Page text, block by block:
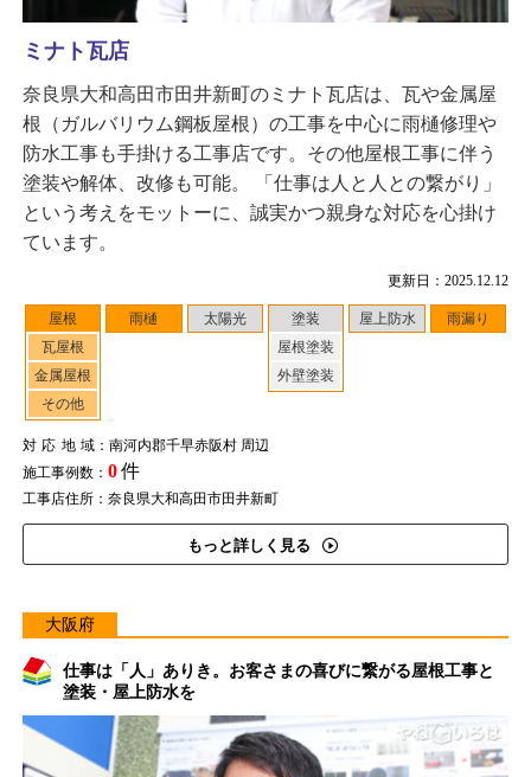
更新日：2025.12.12
屋根
瓦屋根
金属屋根
その他
雨樋 太陽光
塗装
屋根塗装
外壁塗装
屋上防水 雨漏り
対応地域：南河内郡千早赤阪村 周辺
施工事例数： 0件
工事店住所：奈良県大和高田市田井新町
もっと詳しく見る
ミナト瓦店
奈良県大和高田市田井新町のミナト瓦店は、瓦や金属屋
根（ガルバリウム鋼板屋根）の工事を中心に雨樋修理や
防水工事も手掛ける工事店です。その他屋根工事に伴う
塗装や解体、改修も可能。 「仕事は人と人との繋がり」
という考えをモットーに、誠実かつ親身な対応を心掛け
ています。
大阪府
仕事は「人」ありき。お客さまの喜びに繋がる屋根工事と
塗装・屋上防水を